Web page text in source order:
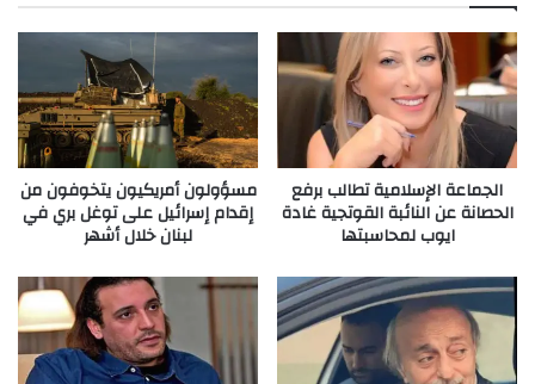
الجماعة الإسلامية تطالب برفع
الحصانة عن النائبة القوتجية غادة
ايوب لمحاسبتها
مسؤولون أمريكيون يتخوفون من
إقدام إسرائيل على توغل بري في
لبنان خلال أشهر